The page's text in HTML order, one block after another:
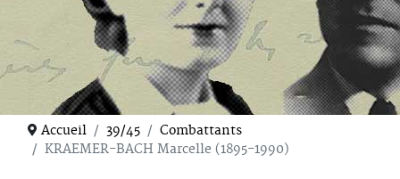
Accueil 39/45
Combattants
KRAEMER-BACH Marcelle (1895-1990)